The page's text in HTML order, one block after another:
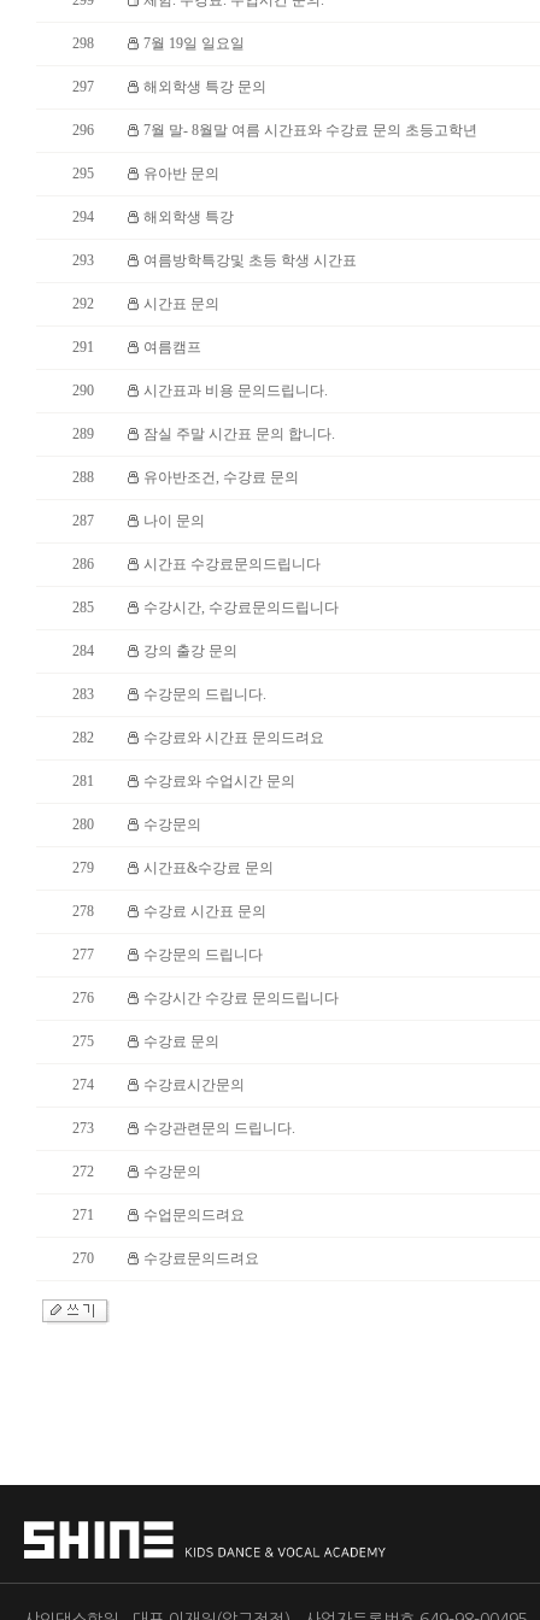
298 7월 19일 일요일
297 해외학생 특강 문의
296 7월 말- 8월말 여름 시간표와 수강료 문의 초등고학년
295 유아반 문의
294 해외학생 특강
293 여름방학특강및 초등 학생 시간표
292 시간표 문의
291 여름캠프
290 시간표과 비용 문의드립니다.
289 잠실 주말 시간표 문의 합니다.
288 유아반조건, 수강료 문의
287 나이 문의
286 시간표 수강료문의드립니다
285 수강시간, 수강료문의드립니다
284 강의 출강 문의
283 수강문의 드립니다.
282 수강료와 시간표 문의드려요
281 수강료와 수업시간 문의
280 수강문의
279 시간표&수강료 문의
278 수강료 시간표 문의
277 수강문의 드립니다
276 수강시간 수강료 문의드립니다
275 수강료 문의
274 수강료시간문의
273 수강관련문의 드립니다.
272 수강문의
271 수업문의드려요
270 수강료문의드려요